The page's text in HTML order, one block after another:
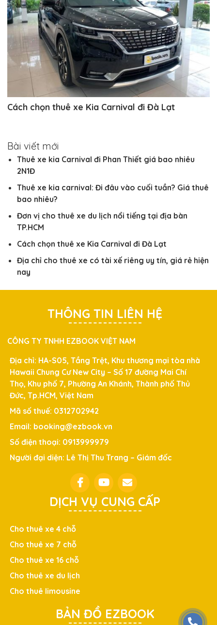
Cách chọn thuê xe Kia Carnival đi Đà Lạt
Bài viết mới
Thuê xe kia Carnival đi Phan Thiết giá bao nhiêu
2N1Đ
Thuê xe kia carnival: Đi đâu vào cuối tuần? Giá thuê
bao nhiêu?
Đơn vị cho thuê xe du lịch nổi tiếng tại địa bàn
TP.HCM
Cách chọn thuê xe Kia Carnival đi Đà Lạt
Địa chỉ cho thuê xe có tài xế riêng uy tín, giá rẻ hiện
nay
THÔNG TIN LIÊN HỆ
CÔNG TY TNHH EZBOOK VIỆT NAM
Địa chỉ: HA-S05, Tầng Trệt, Khu thương mại tòa nhà
Hawaii Chung Cư New City – Số 17 đường Mai Chí
Thọ, Khu phố 7, Phường An Khánh, Thành phố Thủ
Đức, Tp.HCM, Việt Nam
Mã số thuế: 0312702942
Email: booking@ezbook.vn
Số điện thoại: 0913999979
Người đại diện: Lê Thị Thu Trang – Giám đốc
DỊCH VỤ CUNG CẤP
Cho thuê xe 4 chỗ
Cho thuê xe 7 chỗ
Cho thuê xe 16 chỗ
Cho thuê xe du lịch
Cho thuê limousine
BẢN ĐỒ EZBOOK